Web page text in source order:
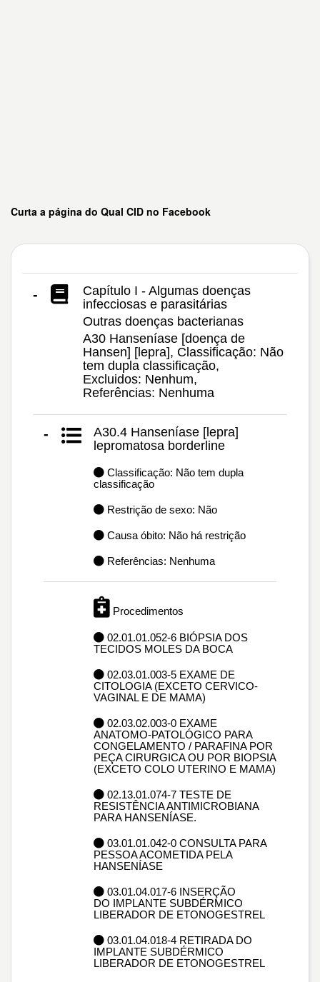
Curta a página do Qual CID no Facebook
-
Capítulo I - Algumas doenças
infecciosas e parasitárias
Outras doenças bacterianas
A30 Hanseníase [doença de
Hansen] [lepra], Classificação: Não
tem dupla classificação,
Excluidos: Nenhum,
Referências: Nenhuma
-
A30.4 Hanseníase [lepra]
lepromatosa borderline
Classificação: Não tem dupla
classificação
Restrição de sexo: Não
Causa óbito: Não há restrição
Referências: Nenhuma
Procedimentos
02.01.01.052-6 BIÓPSIA DOS
TECIDOS MOLES DA BOCA
02.03.01.003-5 EXAME DE
CITOLOGIA (EXCETO CERVICO-
VAGINAL E DE MAMA)
02.03.02.003-0 EXAME
ANATOMO-PATOLÓGICO PARA
CONGELAMENTO / PARAFINA POR
PEÇA CIRURGICA OU POR BIOPSIA
(EXCETO COLO UTERINO E MAMA)
02.13.01.074-7 TESTE DE
RESISTÊNCIA ANTIMICROBIANA
PARA HANSENÍASE.
03.01.01.042-0 CONSULTA PARA
PESSOA ACOMETIDA PELA
HANSENÍASE
03.01.04.017-6 INSERÇÃO
DO IMPLANTE SUBDÉRMICO
LIBERADOR DE ETONOGESTREL
03.01.04.018-4 RETIRADA DO
IMPLANTE SUBDÉRMICO
LIBERADOR DE ETONOGESTREL